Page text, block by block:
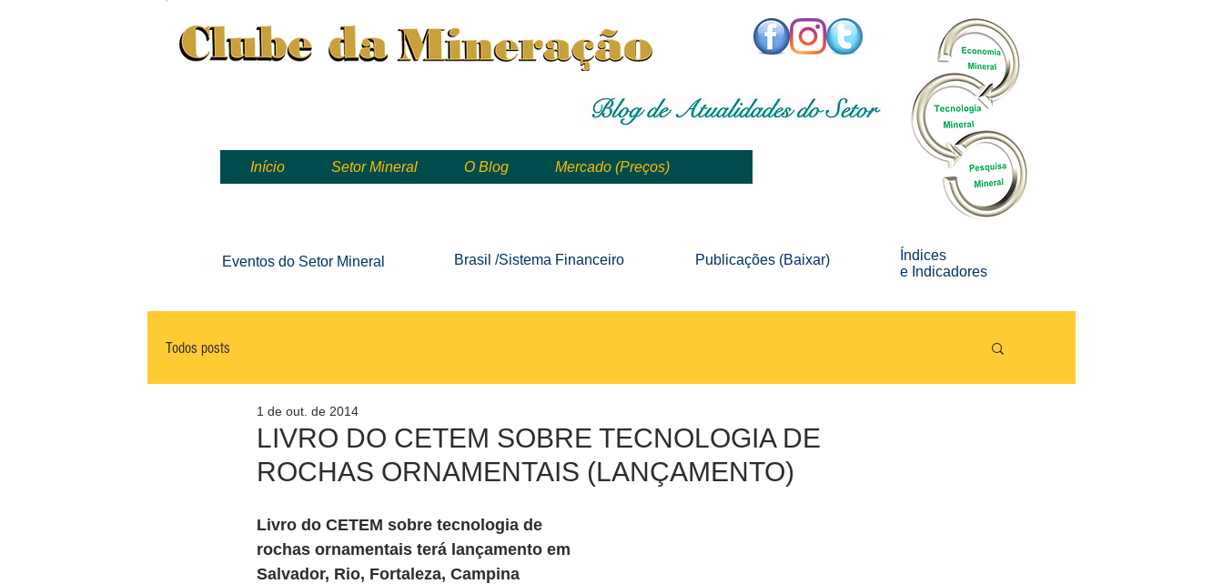
Início Setor Mineral O Blog Mercado (Preços)
Eventos do Setor Mineral Brasil /Sistema Financeiro Publicações (Baixar)
Índices
e Indicadores
Todos posts
LIVRO DO CETEM SOBRE TECNOLOGIA DE
ROCHAS ORNAMENTAIS (LANÇAMENTO)
1 de out. de 2014
Livro do CETEM sobre tecnologia de
rochas ornamentais terá lançamento em
Salvador, Rio, Fortaleza, Campina